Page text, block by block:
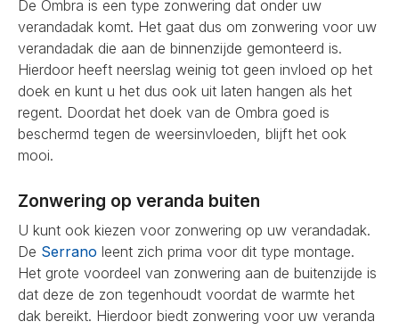
De Ombra is een type zonwering dat onder uw
verandadak komt. Het gaat dus om zonwering voor uw
verandadak die aan de binnenzijde gemonteerd is.
Hierdoor heeft neerslag weinig tot geen invloed op het
doek en kunt u het dus ook uit laten hangen als het
regent. Doordat het doek van de Ombra goed is
beschermd tegen de weersinvloeden, blijft het ook
mooi.
Zonwering op veranda buiten
U kunt ook kiezen voor zonwering op uw verandadak.
De Serrano leent zich prima voor dit type montage.
Het grote voordeel van zonwering aan de buitenzijde is
dat deze de zon tegenhoudt voordat de warmte het
dak bereikt. Hierdoor biedt zonwering voor uw veranda